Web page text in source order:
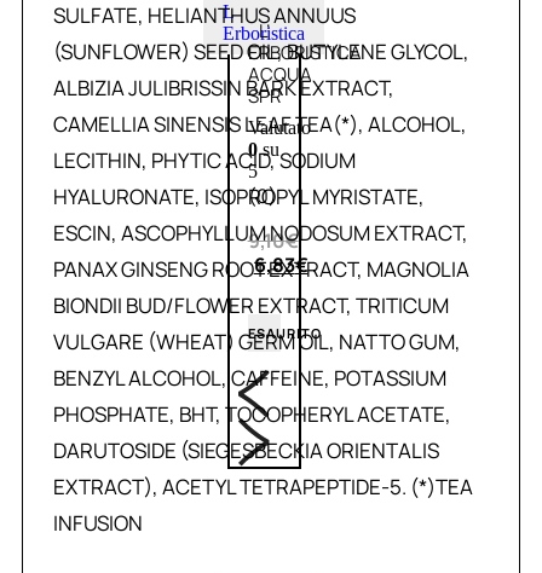
L
Erboristica
L’
ERBORISTICA
ACQUA
SPR
Valutato
0su
5
(0)
9,10€
6,83€
ESAURITO
SULFATE, HELIANTHUS ANNUUS
(SUNFLOWER) SEED OIL, BUTYLENE GLYCOL,
ALBIZIA JULIBRISSIN BARK EXTRACT,
CAMELLIA SINENSIS LEAF TEA(*), ALCOHOL,
LECITHIN, PHYTIC ACID, SODIUM
HYALURONATE, ISOPROPYL MYRISTATE,
ESCIN, ASCOPHYLLUM NODOSUM EXTRACT,
PANAX GINSENG ROOT EXTRACT, MAGNOLIA
BIONDII BUD/FLOWER EXTRACT, TRITICUM
VULGARE (WHEAT) GERM OIL, NATTO GUM,
BENZYL ALCOHOL, CAFFEINE, POTASSIUM
PHOSPHATE, BHT, TOCOPHERYL ACETATE,
DARUTOSIDE (SIEGESBECKIA ORIENTALIS
EXTRACT), ACETYL TETRAPEPTIDE-5. (*)TEA
INFUSION